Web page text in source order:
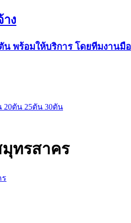
าง
น พร้อมให้บริการ โดยทีมงานมื
20ตัน 25ตัน 30ตัน
มุทรสาคร